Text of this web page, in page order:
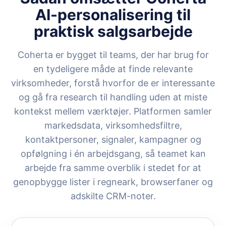
AI-personalisering til
praktisk salgsarbejde
Coherta er bygget til teams, der har brug for
en tydeligere måde at finde relevante
virksomheder, forstå hvorfor de er interessante
og gå fra research til handling uden at miste
kontekst mellem værktøjer. Platformen samler
markedsdata, virksomhedsfiltre,
kontaktpersoner, signaler, kampagner og
opfølgning i én arbejdsgang, så teamet kan
arbejde fra samme overblik i stedet for at
genopbygge lister i regneark, browserfaner og
adskilte CRM-noter.